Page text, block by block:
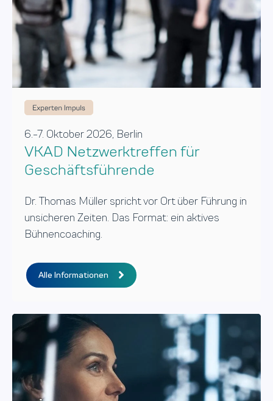
6.-7. Oktober 2026, Berlin
VKAD Netzwerktreffen für
Geschäftsführende
Dr. Thomas Müller spricht vor Ort über Führung in
unsicheren Zeiten. Das Format: ein aktives
Bühnencoaching.
Alle Informationen